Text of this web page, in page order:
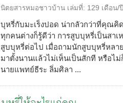
นิตยสารหมอชาวบ้าน เล่มที่: 129 เดือน/
บุหรี่กับมะเร็งปอด น่ากลัวกว่าที่คุณคิ
ทุกคนต่างก็รู้ดีว่า การสูบบุหรี่เป็นสา
สูบบุหรี่ต่อไป เมื่อถามนักสูบบุหรี่หลา
มาตั้งนานแล้วไม่เห็นเป็นสักที หรือไ
นายแพทย์ธีระ ลิ่มศิลา ...